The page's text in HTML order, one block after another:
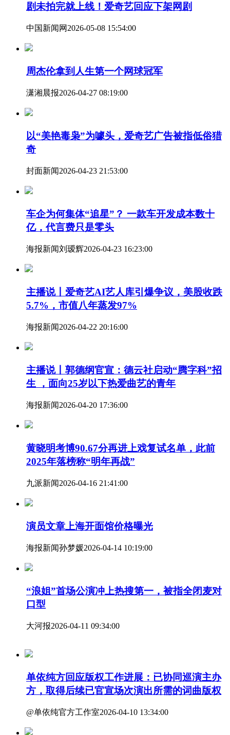
剧未拍完就上线！爱奇艺回应下架网剧
中国新闻网 2026-05-08 15:54:00
周杰伦拿到人生第一个网球冠军
潇湘晨报2026-04-27 08:19:00
以“美艳毒枭”为噱头，爱奇艺广告被指低俗猎
奇
封面新闻2026-04-23 21:53:00
车企为何集体“追星”？ 一款车开发成本数十
亿，代言费只是零头
海报新闻刘瑷辉2026-04-23 16:23:00
主播说丨爱奇艺AI艺人库引爆争议，美股收跌
5.7%，市值八年蒸发97%
海报新闻2026-04-22 20:16:00
主播说丨郭德纲官宣：德云社启动“腾字科”招
生 ，面向25岁以下热爱曲艺的青年
海报新闻2026-04-20 17:36:00
黄晓明考博90.67分再进上戏复试名单，此前
2025年落榜称“明年再战”
九派新闻2026-04-16 21:41:00
演员文章上海开面馆价格曝光
海报新闻孙梦媛2026-04-14 10:19:00
“浪姐”首场公演冲上热搜第一，被指全闭麦对
口型
大河报2026-04-11 09:34:00
单依纯方回应版权工作进展：已协同巡演主办
方，取得后续已官宣场次演出所需的词曲版权
@单依纯官方工作室2026-04-10 13:34:00